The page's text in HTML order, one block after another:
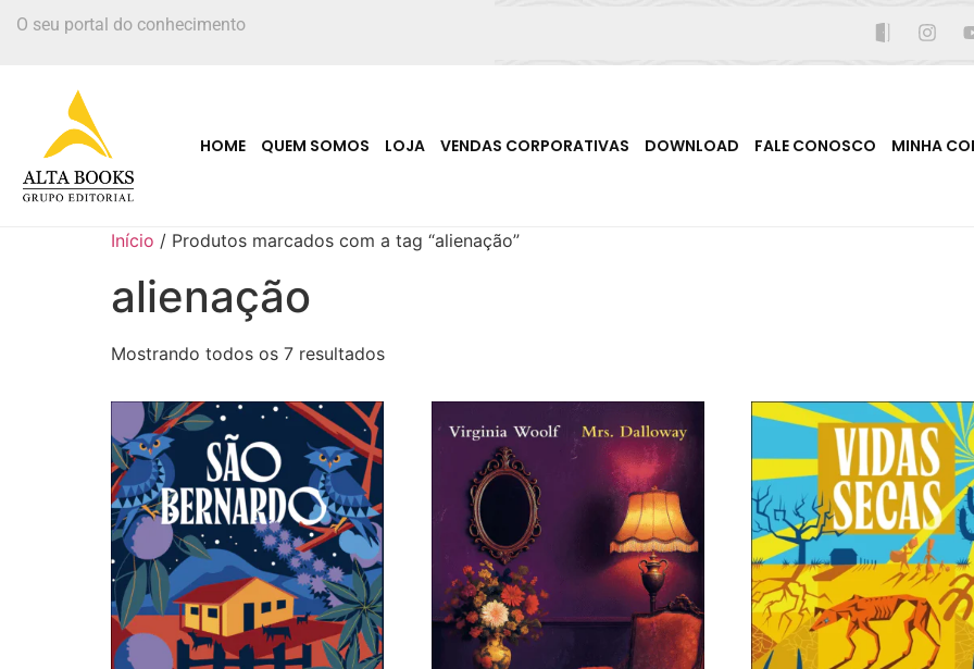
O seu portal do conhecimento
HOME QUEM SOMOS LOJA VENDAS CORPORATIVAS DOWNLOAD FALE CONOSCO MINHA
Início / Produtos marcados com a tag “alienação”
alienação
Mostrando todos os 7 resultados